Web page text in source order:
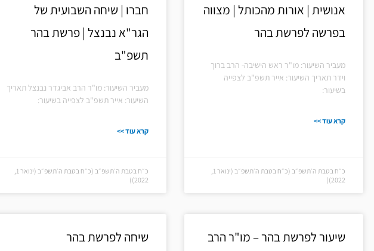
אנושית | אורות מהכותל | מצווה
בפרשה לפרשת בהר
מעביר השיעור: מו"ר ראש הישיבה- הרב ברוך
וידר תאריך השיעור: אייר תשפ"ב לצפייה
בשיעור:
קרא עוד >>
כ״ח בטבת ה׳תשפ״ב (כ״ח בטבת ה׳תשפ״ב (ינואר 1,
2022))
חברו | שיחה השבועית של
הגר"א נבנצל | פרשת בהר
תשפ"ב
מעביר השיעור: מו"ר הרב אביגדר נבנצל תאריך
השיעור: אייר תשפ"ב לצפייה בשיעור:
קרא עוד >>
כ״ח בטבת ה׳תשפ״ב (כ״ח בטבת ה׳תשפ״ב (ינואר 1,
2022))
שיעור לפרשת בהר – מו"ר הרב
שיחה לפרשת בהר